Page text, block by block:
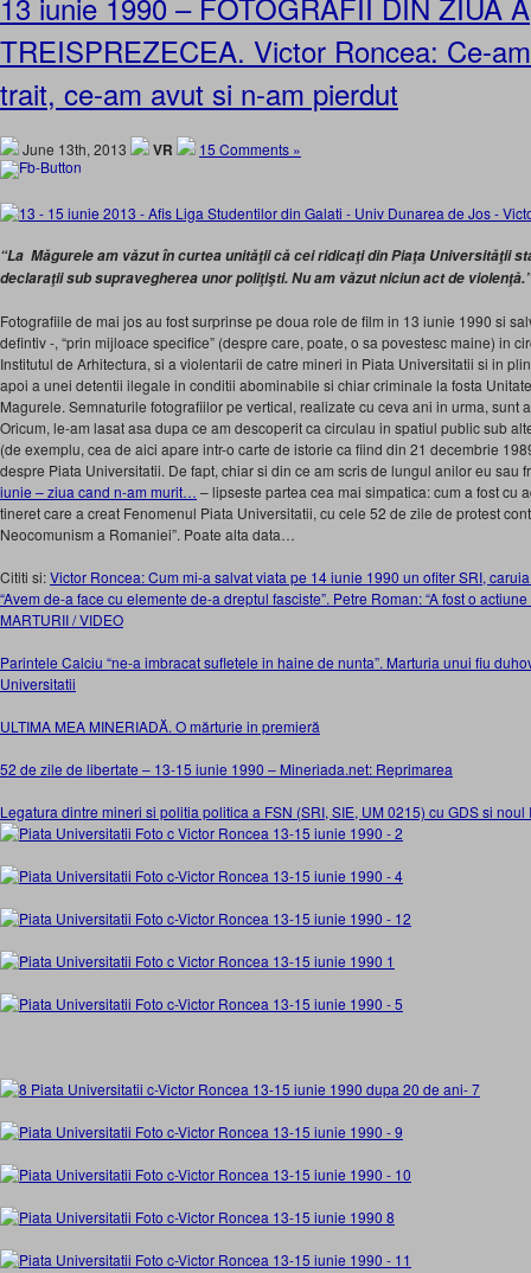
TREISPREZECEA. Victor Roncea: Ce-
trait, ce-am avut si n-am pierdut
June 13th, 2013 VR 15 Comments »
“La Măgurele am văzut în curtea unităţii că cei ridicaţi din Piaţa Universităţii
declaraţii sub supravegherea unor poliţişti. Nu am văzut niciun act de violenţă.”
Fotografiile de mai jos au fost surprinse pe doua role de film in 13 iunie 1990 si
defintiv -, “prin mijloace specifice” (despre care, poate, o sa povestesc maine) in
Institutul de Arhitectura, si a violentarii de catre mineri in Piata Universitatii si in
apoi a unei detentii ilegale in conditii abominabile si chiar criminale la fosta
Magurele. Semnaturile fotografiilor pe vertical, realizate cu ceva ani in urma, sunt
Oricum, le-am lasat asa dupa ce am descoperit ca circulau in spatiul public sub
(de exemplu, cea de aici apare intr-o carte de istorie ca fiind din 21 decembrie
despre Piata Universitatii. De fapt, chiar si din ce am scris de lungul anilor eu sau
iunie – ziua cand n-am murit… – lipseste partea cea mai simpatica: cum a fost cu
tineret care a creat Fenomenul Piata Universitatii, cu cele 52 de zile de protest
Neocomunism a Romaniei”. Poate alta data…
Cititi si:Victor Roncea: Cum mi-a salvat viata pe 14 iunie 1990 un ofiter SRI,
“Avem de-a face cu elemente de-a dreptul fasciste”. Petre Roman: “A fost o
MARTURII / VIDEO
Parintele Calciu “ne-a imbracat sufletele in haine de nunta”. Marturia unui fiu
Universitatii
ULTIMA MEA MINERIADĂ. O mărturie in premieră
52 de zile de libertate – 13-15 iunie 1990 – Mineriada.net: Reprimarea
Legatura dintre mineri si politia politica a FSN (SRI, SIE, UM 0215) cu GDS si noul